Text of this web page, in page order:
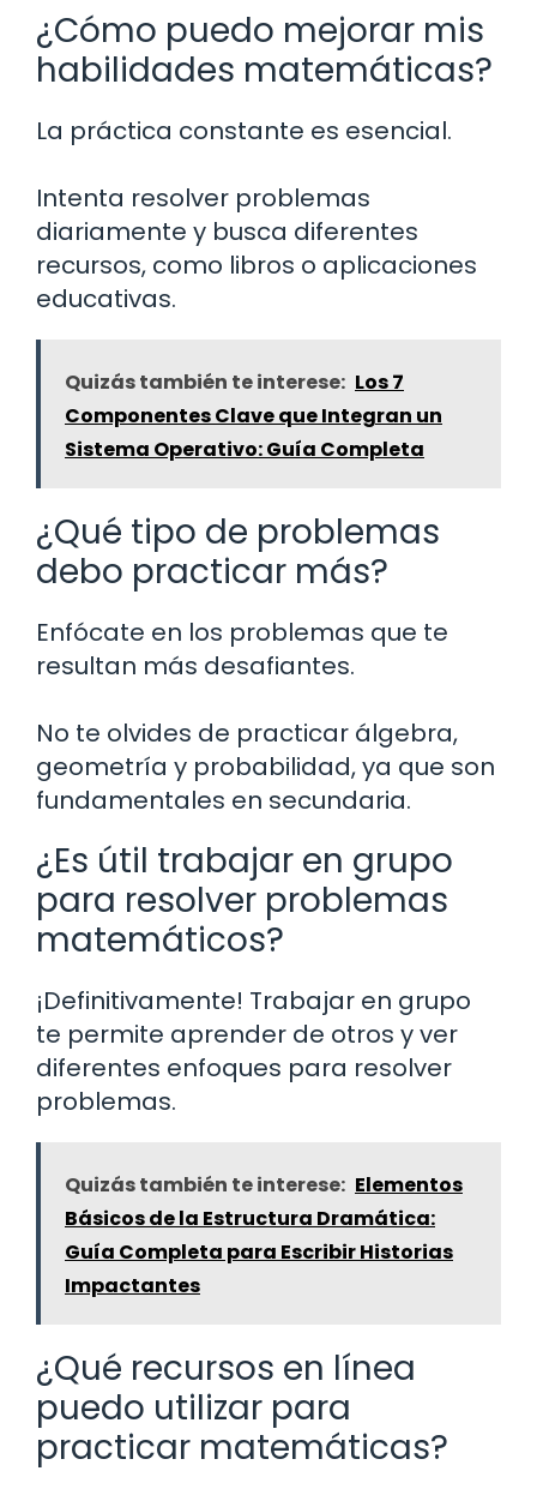
¿Cómo puedo mejorar mis
habilidades matemáticas?
La práctica constante es esencial.
Intenta resolver problemas
diariamente y busca diferentes
recursos, como libros o aplicaciones
educativas.
Quizás también te interese: Los 7
Componentes Clave que Integran un
Sistema Operativo: Guía Completa
¿Qué tipo de problemas
debo practicar más?
Enfócate en los problemas que te
resultan más desafiantes.
No te olvides de practicar álgebra,
geometría y probabilidad, ya que son
fundamentales en secundaria.
¿Es útil trabajar en grupo
para resolver problemas
matemáticos?
¡Definitivamente! Trabajar en grupo
te permite aprender de otros y ver
diferentes enfoques para resolver
problemas.
Quizás también te interese: Elementos
Básicos de la Estructura Dramática:
Guía Completa para Escribir Historias
Impactantes
¿Qué recursos en línea
puedo utilizar para
practicar matemáticas?